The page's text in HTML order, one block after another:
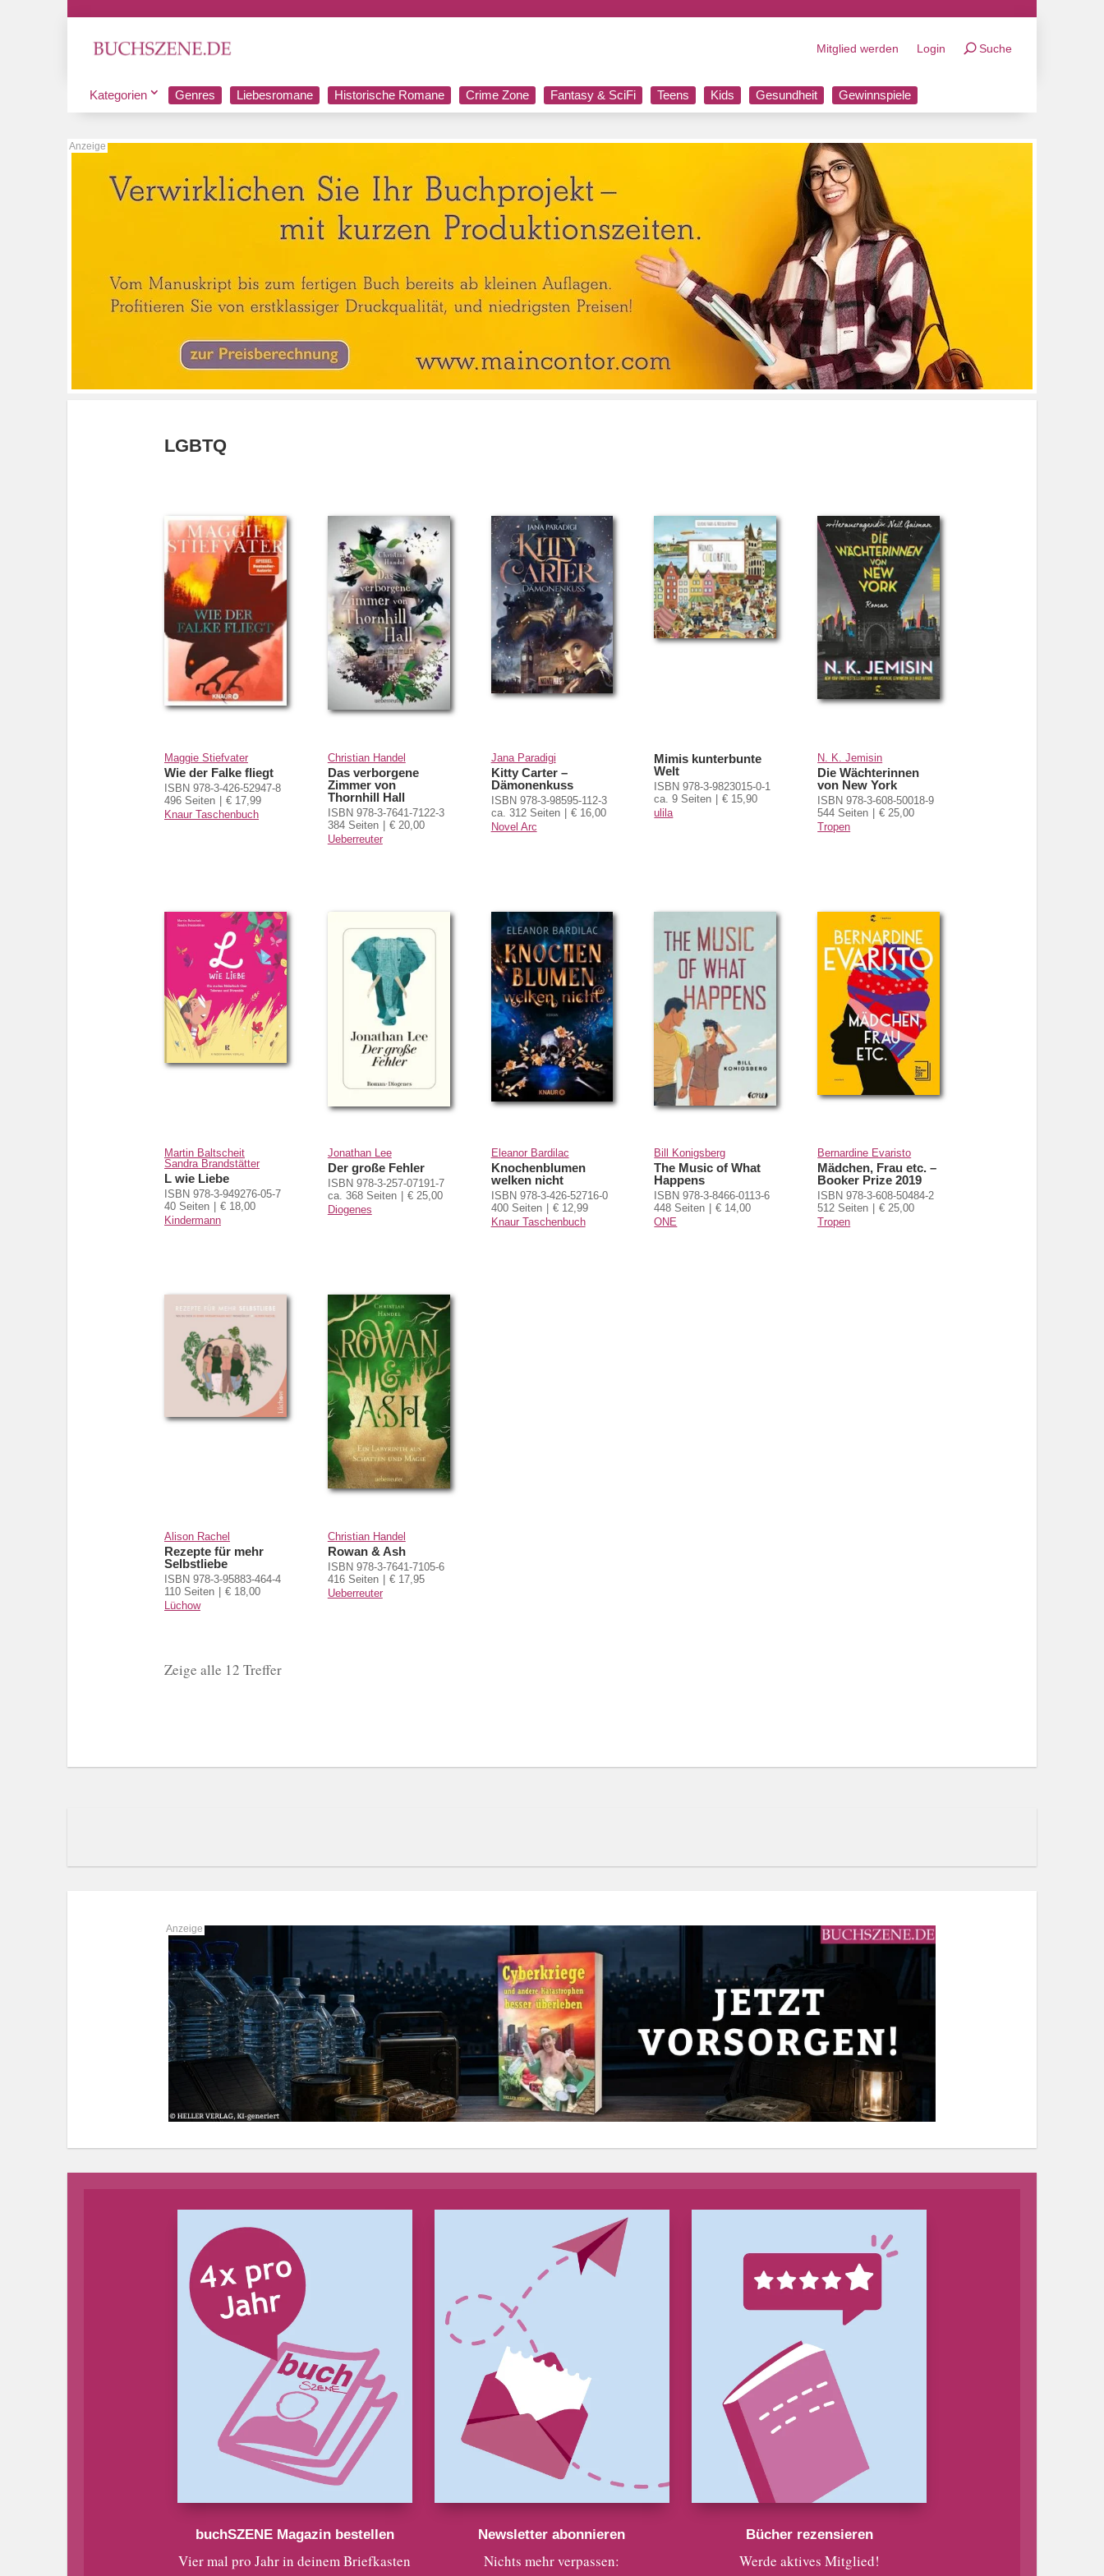
Mitglied werden Login Suche
Kategorien Genres Liebesromane Historische Romane Crime Zone Fantasy & SciFi Teens Kids Gesundheit Gewinnspiele
LGBTQ
Maggie Stiefvater
Wie der Falke fliegt
ISBN 978-3-426-52947-8
496 Seiten
€ 17,99
Knaur Taschenbuch
Christian Handel
Das verborgene
Zimmer von
Thornhill Hall
ISBN 978-3-7641-7122-3
384 Seiten
€ 20,00
Ueberreuter
Jana Paradigi
Kitty Carter –
Dämonenkuss
ISBN 978-3-98595-112-3
ca. 312 Seiten
€ 16,00
Novel Arc
Mimis kunterbunte
Welt
ISBN 978-3-9823015-0-1
ca. 9 Seiten
€ 15,90
ulila
N. K. Jemisin
Die Wächterinnen
von New York
ISBN 978-3-608-50018-9
544 Seiten
€ 25,00
Tropen
Martin Baltscheit
Sandra Brandstätter
L wie Liebe
ISBN 978-3-949276-05-7
40 Seiten
€ 18,00
Kindermann
Jonathan Lee
Der große Fehler
ISBN 978-3-257-07191-7
ca. 368 Seiten
€ 25,00
Diogenes
Eleanor Bardilac
Knochenblumen
welken nicht
ISBN 978-3-426-52716-0
400 Seiten
€ 12,99
Knaur Taschenbuch
Bill Konigsberg
The Music of What
Happens
ISBN 978-3-8466-0113-6
448 Seiten
€ 14,00
ONE
Bernardine Evaristo
Mädchen, Frau etc. –
Booker Prize 2019
ISBN 978-3-608-50484-2
512 Seiten
€ 25,00
Tropen
Alison Rachel
Rezepte für mehr
Selbstliebe
ISBN 978-3-95883-464-4
110 Seiten
€ 18,00
Lüchow
Christian Handel
Rowan & Ash
ISBN 978-3-7641-7105-6
416 Seiten
€ 17,95
Ueberreuter
Zeige alle 12 Treffer
buchSZENE Magazin bestellen
Vier mal pro Jahr in deinem Briefkasten
Newsletter abonnieren
Nichts mehr verpassen:
Bücher rezensieren
Werde aktives Mitglied!